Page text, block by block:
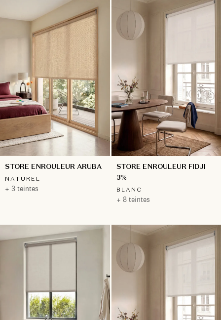
STORE ENROULEUR ARUBA
NATUREL
+ 3 teintes
STORE ENROULEUR FIDJI
3%
BLANC
+ 8 teintes